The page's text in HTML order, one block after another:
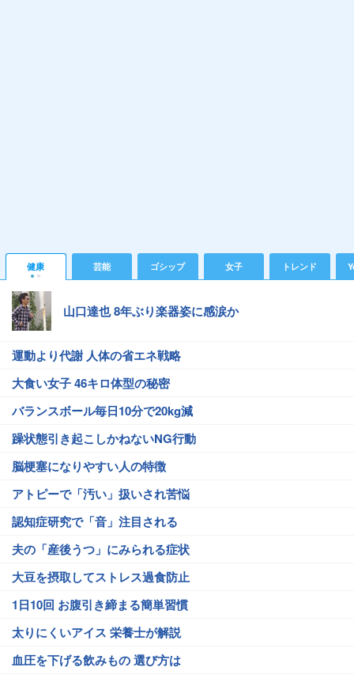
健康 芸能 ゴシップ 女子 トレンド
山口達也 8年ぶり楽器姿に感涙か
運動より代謝 人体の省エネ戦略
大食い女子 46キロ体型の秘密
バランスボール毎日10分で20kg減
躁状態引き起こしかねないNG行動
脳梗塞になりやすい人の特徴
アトピーで「汚い」扱いされ苦悩
認知症研究で「音」注目される
夫の「産後うつ」にみられる症状
大豆を摂取してストレス過食防止
1日10回 お腹引き締まる簡単習慣
太りにくいアイス 栄養士が解説
血圧を下げる飲みもの 選び方は